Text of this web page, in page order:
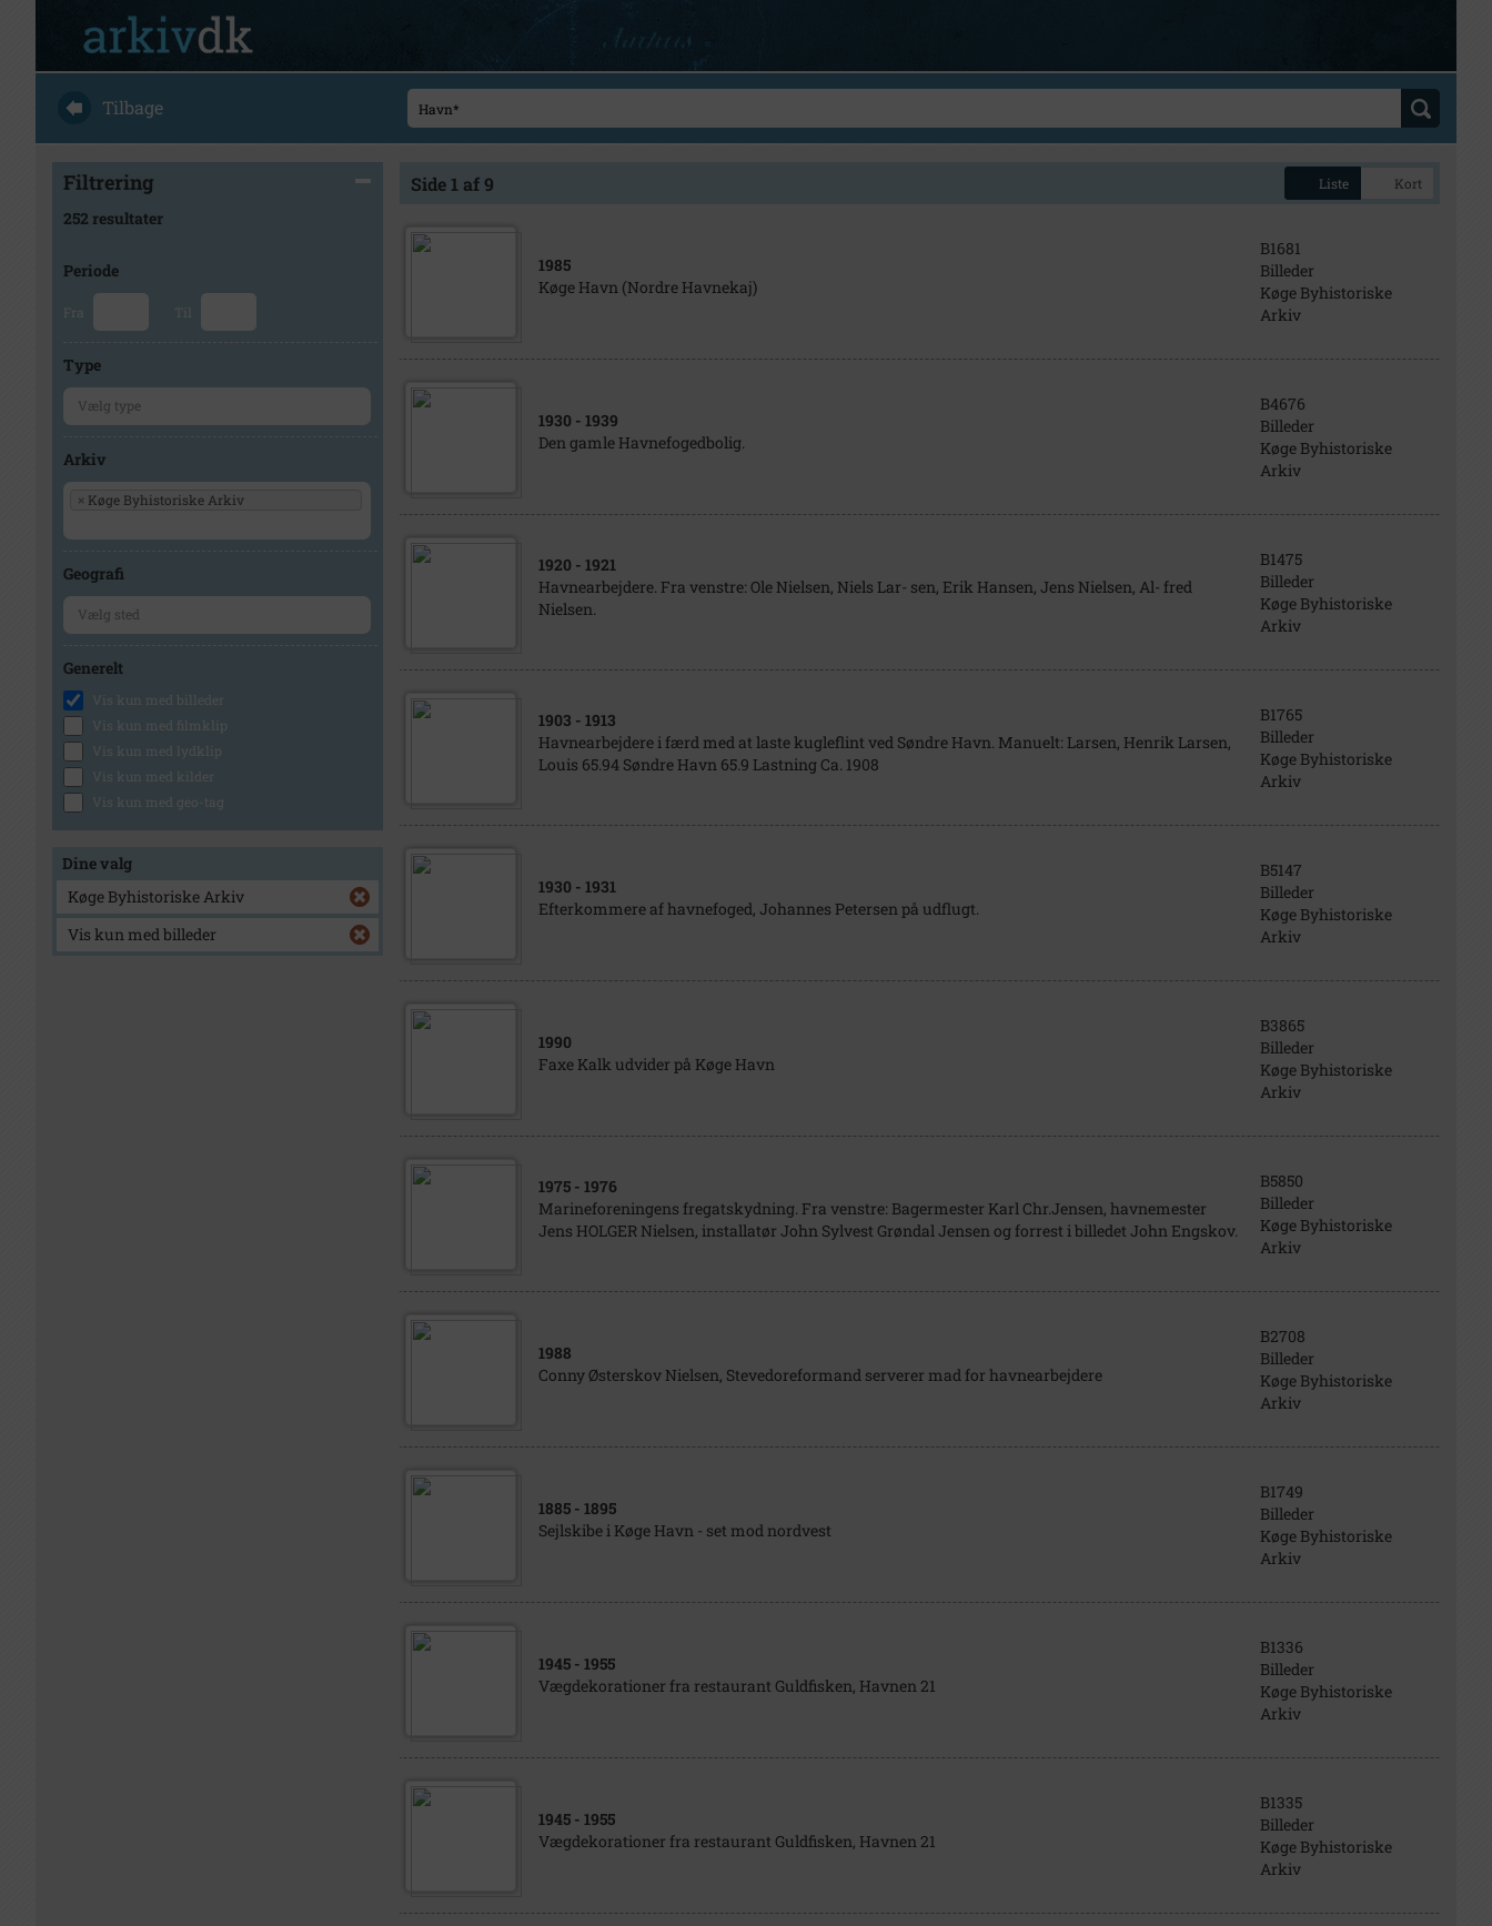
Tilbage
Filtrering
252 resultater
Periode
Fra Til
Type
Arkiv
× Køge Byhistoriske Arkiv
Geografi
Generelt
Vis kun med billeder
Vis kun med filmklip
Vis kun med lydklip
Vis kun med kilder
Vis kun med geo-tag
Dine valg
Køge Byhistoriske Arkiv
Vis kun med billeder
Side 1 af 9 Liste Kort
1985
Køge Havn (Nordre Havnekaj)
B1681
Billeder
Køge Byhistoriske
Arkiv
1930 - 1939
Den gamle Havnefogedbolig.
B4676
Billeder
Køge Byhistoriske
Arkiv
1920 - 1921
Havnearbejdere. Fra venstre: Ole Nielsen, Niels Lar- sen, Erik Hansen, Jens Nielsen, Al- fred
Nielsen.
B1475
Billeder
Køge Byhistoriske
Arkiv
1903 - 1913
Havnearbejdere i færd med at laste kugleflint ved Søndre Havn. Manuelt: Larsen, Henrik Larsen,
Louis 65.94 Søndre Havn 65.9 Lastning Ca. 1908
B1765
Billeder
Køge Byhistoriske
Arkiv
1930 - 1931
Efterkommere af havnefoged, Johannes Petersen på udflugt.
B5147
Billeder
Køge Byhistoriske
Arkiv
1990
Faxe Kalk udvider på Køge Havn
B3865
Billeder
Køge Byhistoriske
Arkiv
1975 - 1976
Marineforeningens fregatskydning. Fra venstre: Bagermester Karl Chr.Jensen, havnemester
Jens HOLGER Nielsen, installatør John Sylvest Grøndal Jensen og forrest i billedet John Engskov.
B5850
Billeder
Køge Byhistoriske
Arkiv
1988
Conny Østerskov Nielsen, Stevedoreformand serverer mad for havnearbejdere
B2708
Billeder
Køge Byhistoriske
Arkiv
1885 - 1895
Sejlskibe i Køge Havn - set mod nordvest
B1749
Billeder
Køge Byhistoriske
Arkiv
1945 - 1955
Vægdekorationer fra restaurant Guldfisken, Havnen 21
B1336
Billeder
Køge Byhistoriske
Arkiv
1945 - 1955
Vægdekorationer fra restaurant Guldfisken, Havnen 21
B1335
Billeder
Køge Byhistoriske
Arkiv